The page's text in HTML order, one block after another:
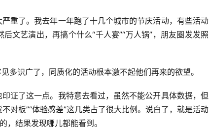
重了。我去年一年跑了十几个城市的节庆活动，有些活动
艺演出，再搞个什么“千人宴”“万人锅”，朋友圈发发照
多识广了，同质化的活动根本激不起他们再来的欲望。
证了这一点。我特意去看过，虽然不能公开具体数据，但
对板”“体验感差”这几类占了很大比例。说白了，就是活动
，结果发现哪儿都能看到。